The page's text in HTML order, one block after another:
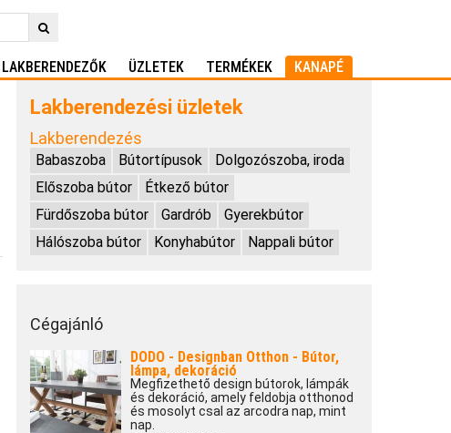
LAKBERENDEZŐK ÜZLETEK TERMÉKEK KANAPÉ
Lakberendezési üzletek
Lakberendezés
Babaszoba Bútortípusok
Dolgozószoba, iroda
Előszoba bútor
Étkező bútor
Fürdőszoba bútor
Gardrób
Gyerekbútor
Hálószoba bútor
Konyhabútor Nappali bútor
Cégajánló
DODO - Designban Otthon - Bútor,
lámpa, dekoráció
Megfizethető design bútorok, lámpák
és dekoráció, amely feldobja otthonod
és mosolyt csal az arcodra nap, mint
nap.